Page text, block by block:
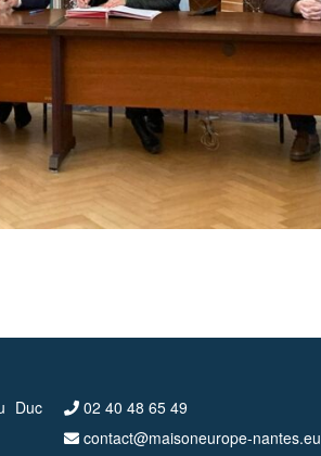
Duc
02 40 48 65 49
contact@maisoneurope-nantes.eu